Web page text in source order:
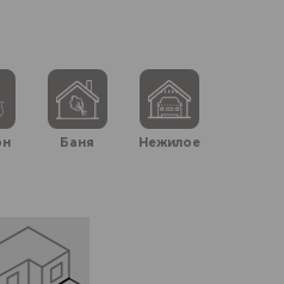
Баня Нежилое